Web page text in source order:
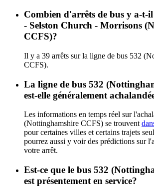
Combien d'arrêts de bus y a-t-
- Selston Church - Morrisons
CCFS)?
Il y a 39 arrêts sur la ligne de bus 532
CCFS).
La ligne de bus 532
est-elle généralement
Les informations en temps réel sur
(Nottinghamshire CCFS) se trouvent
pour certaines villes et certains trajets
pourrez aussi y voir des prédictions sur
votre arrêt.
Est-ce que le bus 532
est présentement en service?